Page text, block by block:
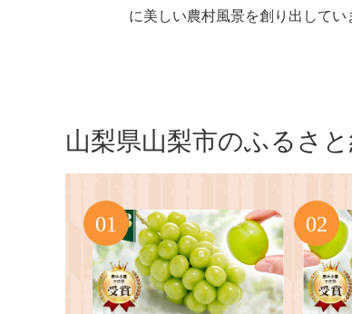
に美しい農村風景を創り出してい
山梨県山梨市のふるさ